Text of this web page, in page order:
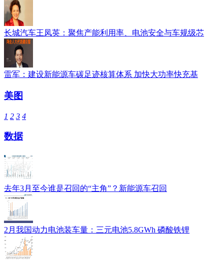
长城汽车王凤英：聚焦产能利用率、电池安全与车规级芯
雷军：建设新能源车碳足迹核算体系 加快大功率快充基
美图
1 2 3 4
数据
去年3月至今谁是召回的“主角”？新能源车召回
2月我国动力电池装车量：三元电池5.8GWh 磷酸铁锂